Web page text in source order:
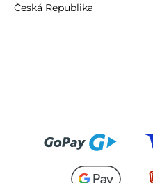
Česká Republika